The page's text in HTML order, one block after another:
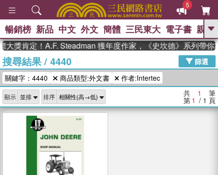
5
GO
高希均教授回憶錄
、 The Odyssey 、 父親節 、 如果歷
史是一群喵 、 暑期推薦
獎 臺灣漫遊錄 、 方念華 、 台灣的李
登輝時代
數學女孩：黎曼猜想 、
偉大的迷走神經
暢銷榜 新品 中文 外文 簡體 三民東大 電子書 親子
獎肯定！A.F. Steadman 獲年度作家，《史坎德》系列帶你
搜尋結果/ 4440
篩選
關鍵字：4440
商品類型:外文書 作者:Intertec
顯示 排序 共 1 筆
第 1 / 1 頁